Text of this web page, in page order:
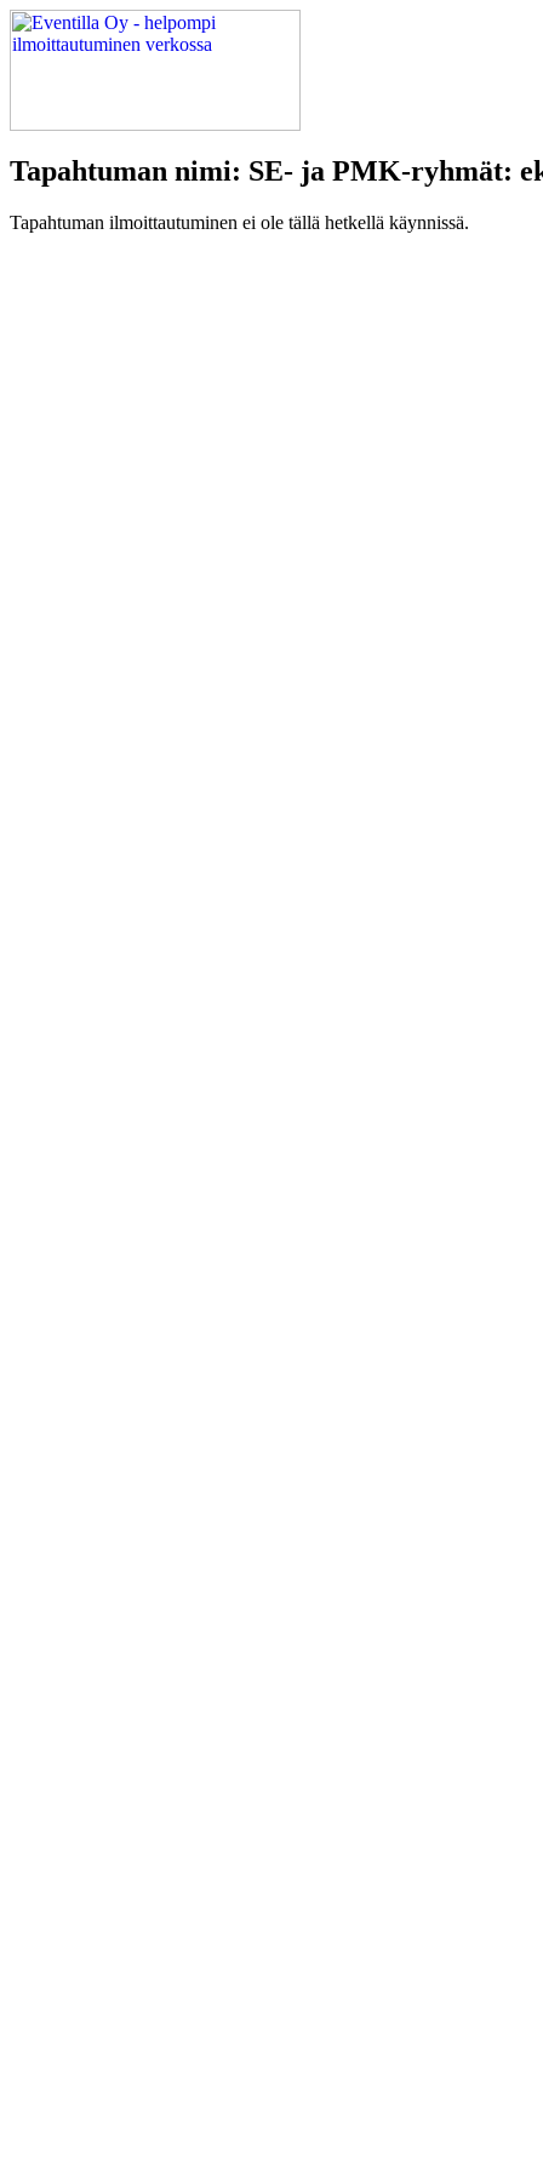
Tapahtuman nimi: SE- ja PMK-ryhmät:
Tapahtuman ilmoittautuminen ei ole tällä hetkellä käynnissä.